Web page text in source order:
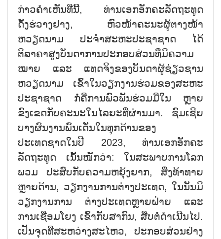
ກ່າວຄຳເຫັນທີ່ນີ້, ທ່ານເອກອັກຄະລັດຖະທູດ
ດັ້ງຮ່ວາງຢາງ, ຫົວໜ້າຄະນະຜູ້ຕາງໜ້າ
ຫວຽດນາມ ປະຈຳສະຫະປະຊາຊາດ ໄດ້
ຕີລາຄາສູງບັນດາການປະກອບສ່ວນທີ່ມີຄວາມ
ໝາຍ ແລະ ແທດຈິງຂອງບັນດາຜູ້ຊ່ຽວຊານ
ຫວຽດນາມ ເຂົ້າໃນວຽກງານຮ່ວມຂອງສະຫະ
ປະຊາຊາດ ກໍ່ຄືການພົວພັນຮ່ວມມືໃນ ຫຼາຍ
ຂົງເຂດກັບຄະນະໃນໄລຍະທີ່ຜ່ານມາ. ຊົມເຊີຍ
ບາງຜົນງານພົ້ນເດັ່ນໃນທຸກດ້ານຂອງ
ປະເທດຊາດໃນປີ 2023, ທ່ານເອກອັກຄະ
ລັດຖະທູດ ເນັ້ນໜັກວ່າ: ໃນສະພາບການໂລກ
ພວມ ປະສົບກັບຄວາມຫຍຸ້ງຍາກ, ສິ່ງທ້າທາຍ
ຫຼາຍດ້ານ, ວຽກງານການຕ່າງປະເທດ, ໃນນັ້ນມີ
ວຽກງານການ ຕ່າງປະເທດຫຼາຍຝ່າຍ ແລະ
ການເຊື່ອມໂຍງ ເຂົ້າກັບສາກົນ, ສືບຕໍ່ດຳເນີນໄປ.
ເປັນຈຸດທີ່ສະຫວ່າງສະໄຫວ, ປະກອບສ່ວນຢ່າງ